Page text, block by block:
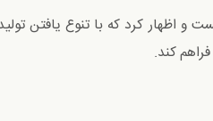
و اظهار کرد که با تنوع یافتن
کند.